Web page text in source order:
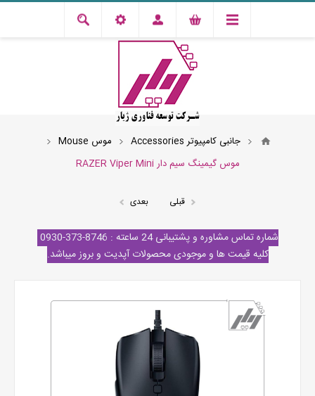
جانبی کامپیوتر Accessories
موس Mouse
موس گیمینگ سیم دار RAZER Viper Mini
قبلی بعدی
شماره تماس مشاوره و پشتیبانی 24 ساعته : 8746-373-0930
کلیه قیمت ها و موجودی محصولات آپدیت و بروز میباشد.